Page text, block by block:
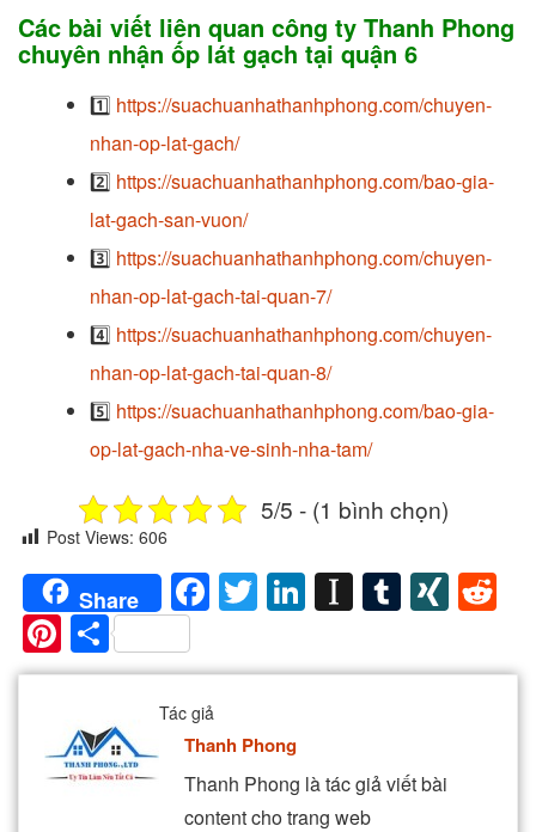
Các bài viết liên quan công ty Thanh Phong
chuyên nhận ốp lát gạch tại quận 6
1️⃣ https://suachuanhathanhphong.com/chuyen-
nhan-op-lat-gach/
2️⃣ https://suachuanhathanhphong.com/bao-gia-
lat-gach-san-vuon/
3️⃣ https://suachuanhathanhphong.com/chuyen-
nhan-op-lat-gach-tai-quan-7/
4️⃣ https://suachuanhathanhphong.com/chuyen-
nhan-op-lat-gach-tai-quan-8/
5️⃣ https://suachuanhathanhphong.com/bao-gia-
op-lat-gach-nha-ve-sinh-nha-tam/
5/5 - (1 bình chọn)
Post Views: 606
Share Facebook
Twitter
LinkedIn
Instapaper
Tumblr
Pinterest
Share
Tác giả
Thanh Phong
Thanh Phong là tác giả viết bài
content cho trang web